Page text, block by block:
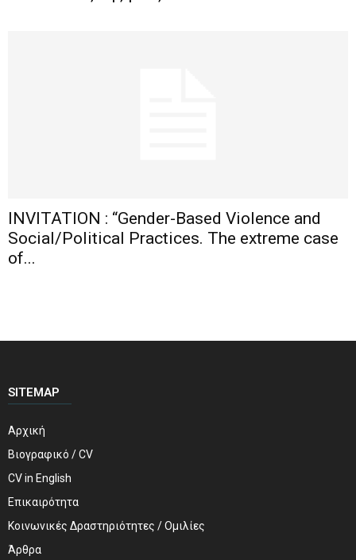
INVITATION : “Gender-Based Violence and
Social/Political Practices. The extreme case
of...
SITEMAP
Αρχική
Βιογραφικό / CV
CV in English
Επικαιρότητα
Κοινωνικές Δραστηριότητες / Ομιλίες
Άρθρα